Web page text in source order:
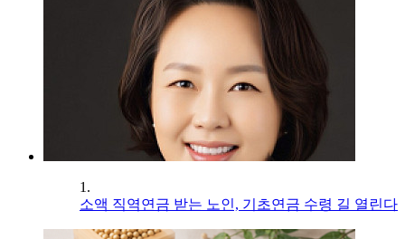
1.
소액 직역연금 받는 노인, 기초연금 수령 길 열린다